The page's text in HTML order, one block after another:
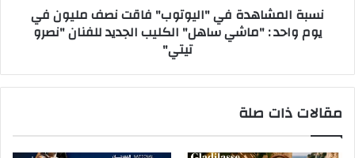
نسبة المشاهدة في "اليوتوب" فاقت نصف مليون في
يوم واحد : "ماشي ساهل" الكليب الجديد للفنان "نصرو
تيتي"
مقالات ذات صلة